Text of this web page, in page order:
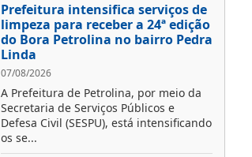
Prefeitura intensifica serviços de
limpeza para receber a 24ª edição
do Bora Petrolina no bairro Pedra
Linda
07/08/2026
A Prefeitura de Petrolina, por meio da
Secretaria de Serviços Públicos e
Defesa Civil (SESPU), está intensificando
os se...